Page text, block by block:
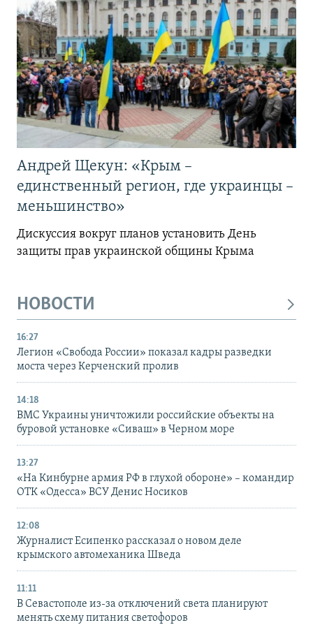
Андрей Щекун: «Крым –
единственный регион, где украинцы –
меньшинство»
Дискуссия вокруг планов установить День
защиты прав украинской общины Крыма
НОВОСТИ
16:27
Легион «Свобода России» показал кадры разведки
моста через Керченский пролив
14:18
ВМС Украины уничтожили российские объекты на
буровой установке «Сиваш» в Черном море
13:27
«На Кинбурне армия РФ в глухой обороне» – командир
ОТК «Одесса» ВСУ Денис Носиков
12:08
Журналист Есипенко рассказал о новом деле
крымского автомеханика Шведа
11:11
В Севастополе из-за отключений света планируют
менять схему питания светофоров